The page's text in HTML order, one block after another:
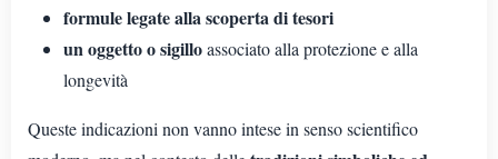
formule legate alla scoperta di tesori
un oggetto o sigilloassociato alla protezione e alla
longevità
Queste indicazioni non vanno intese in senso scientifico